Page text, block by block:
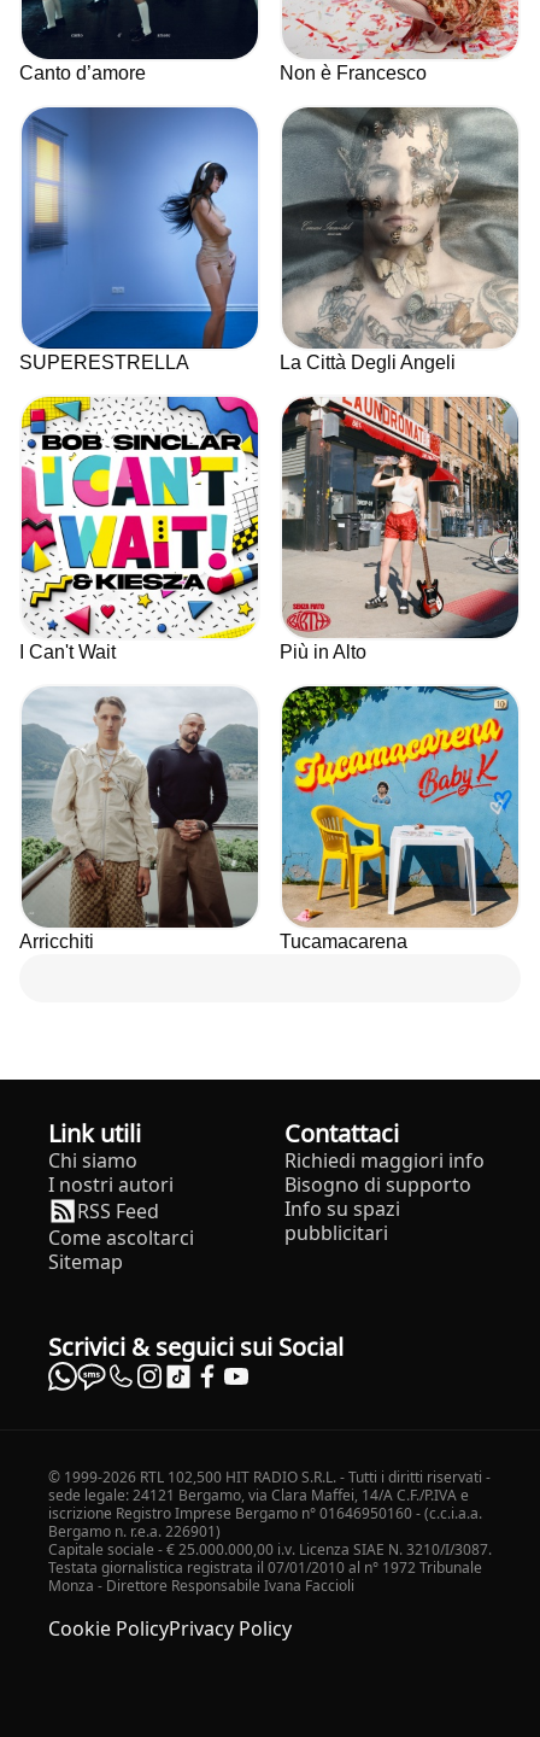
Canto d’amore Non è Francesco
SUPERESTRELLA La Città Degli Angeli
I Can't Wait Più in Alto
Arricchiti Tucamacarena
Link utili
Chi siamo
I nostri autori
RSS Feed
Come ascoltarci
Sitemap
Contattaci
Richiedi maggiori info
Bisogno di supporto
Info su spazi
pubblicitari
Scrivici & seguici sui Social
© 1999-2026 RTL 102,500 HIT RADIO S.R.L. - Tutti i diritti riservati -
sede legale: 24121 Bergamo, via Clara Maffei, 14/A C.F./P.IVA e
iscrizione Registro Imprese Bergamo n° 01646950160 - (c.c.i.a.a.
Bergamo n. r.e.a. 226901)
Capitale sociale - € 25.000.000,00 i.v. Licenza SIAE N. 3210/I/3087.
Testata giornalistica registrata il 07/01/2010 al n° 1972 Tribunale
Monza - Direttore Responsabile Ivana Faccioli
Cookie PolicyPrivacy Policy